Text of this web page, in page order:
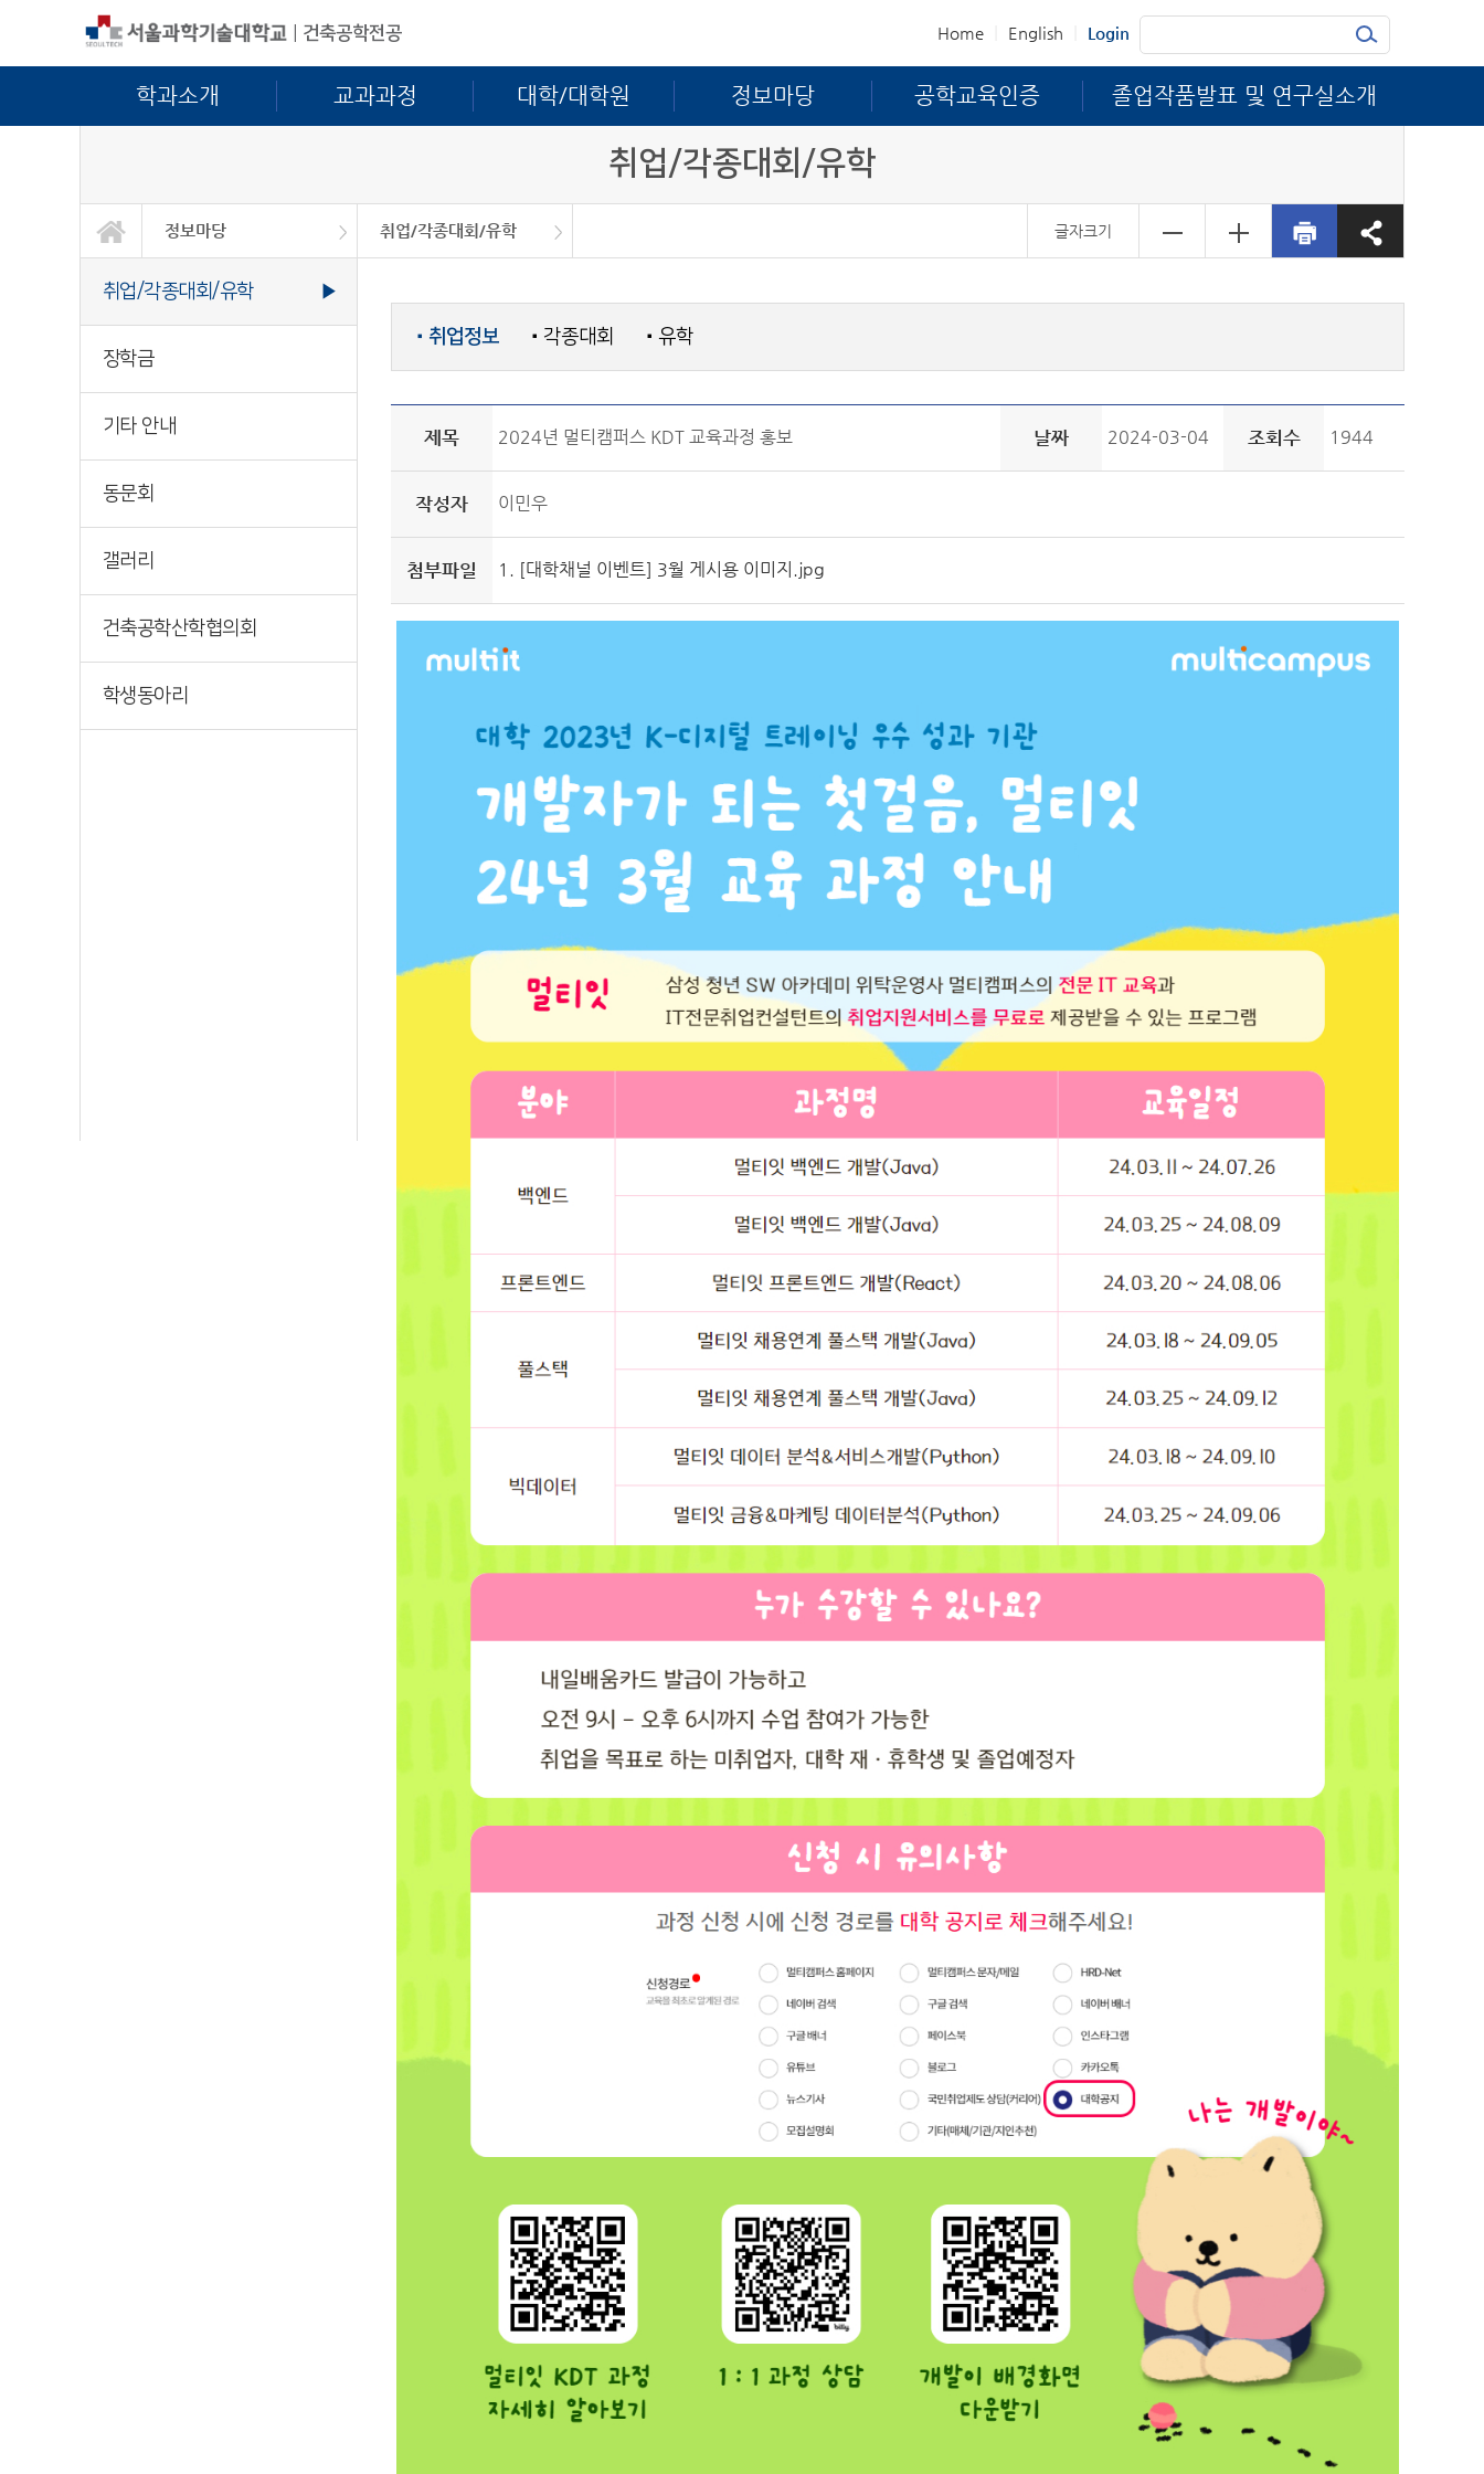
건축공학전공 Home English Login
학과소개 교과과정 대학/대학원 정보마당 공학교육인증 졸업작품발표 및 연구실소개
취업/각종대회/유학
정보마당
학과소개
교과과정
대학/대학원
정보마당
공학교육인증
졸업작품발표 및 연구실소개
취업/각종대회/유학
취업/각종대회/유학
장학금
기타 안내
동문회
갤러리
건축공학산학협의회
학생동아리
글자크기
취업/각종대회/유학 ▶
장학금
기타 안내
동문회
갤러리
건축공학산학협의회
학생동아리
■ 취업정보 ■ 각종대회 ■ 유학
제목 2024년 멀티캠퍼스 KDT 교육과정 홍보 날짜 2024-03-04 조회수 1944
작성자 이민우
첨부파일 1. [대학채널 이벤트] 3월 게시용 이미지.jpg